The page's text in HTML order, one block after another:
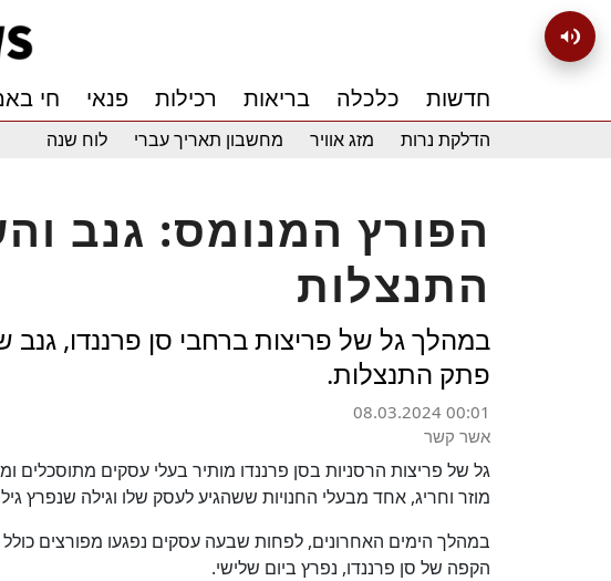
חדשות כלכלה בריאות רכילות פנאי חי
הדלקת נרות מזג אוויר מחשבון תאריך עברי לוח שנה
הפורץ המנומס: גנב
התנצלות
במהלך גל של פריצות ברחבי סן פרננדו,
פתק התנצלות.
08.03.2024 00:01
אשר קשר
גל של פריצות הרסניות בסן פרננדו מותיר בעלי עסקים מתוסכלים
מוזר וחריג, אחד מבעלי החנויות ששהגיע לעסק שלו וגילה שנפרץ
במהלך הימים האחרונים, לפחות שבעה עסקים נפגעו מפורצים
הקפה של סן פרננדו, נפרץ ביום שלישי.